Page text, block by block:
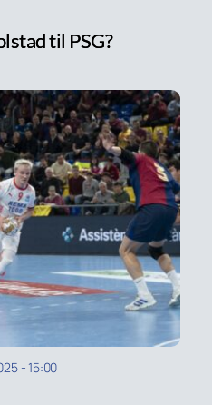
til PSG?
-15:00